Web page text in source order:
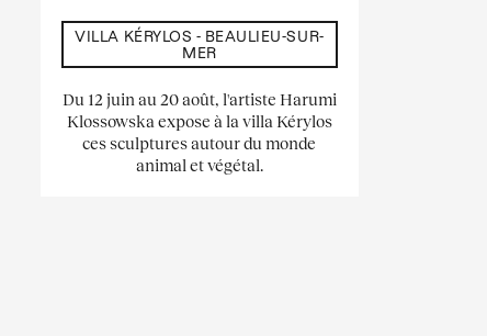
VILLA KÉRYLOS - BEAULIEU-SUR-
MER
Du 12 juin au 20 août, l'artiste Harumi
Klossowska expose à la villa Kérylos
ces sculptures autour du monde
animal et végétal.